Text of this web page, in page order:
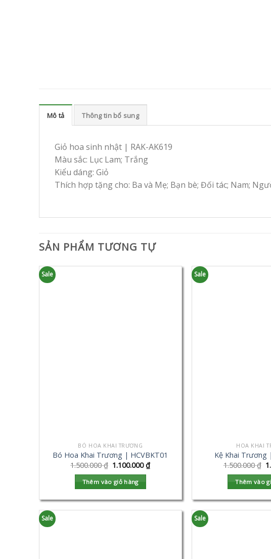
Mô tả Thông tin bổ sung
Giỏ hoa sinh nhật | RAK-AK619
Màu sắc: Lục Lam; Trắng
Kiểu dáng: Giỏ
Thích hợp tặng cho: Ba và Mẹ; Bạn bè; Đối tác; Nam;
SẢN PHẨM TƯƠNG TỰ
Sale
BÓ HOA KHAI TRƯƠNG
Bó Hoa Khai Trương | HCVBKT01
1.500.000₫ 1.100.000₫
Thêm vào giỏ hàng
Sale
HOA KHAI
Kệ Khai Trương
1.500.000₫
Thêm vào
Sale Sale